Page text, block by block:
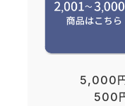
5,000
500